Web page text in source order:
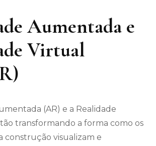
Aumentada e
Virtual
(AR) e a Realidade
transformando a forma como os
construção visualizam e